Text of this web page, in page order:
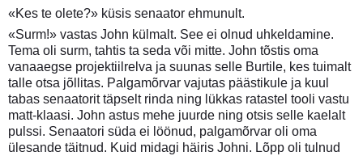
«Kes te olete?» küsis senaator ehmunult.
«Surm!» vastas John külmalt. See ei olnud uhkeldamine.
Tema oli surm, tahtis ta seda või mitte. John tõstis oma
vanaaegse projektiilrelva ja suunas selle Burtile, kes tuimalt
talle otsa jõllitas. Palgamõrvar vajutas päästikule ja kuul
tabas senaatorit täpselt rinda ning lükkas ratastel tooli vastu
matt-klaasi. John astus mehe juurde ning otsis selle kaelalt
pulssi. Senaatori süda ei löönud, palgamõrvar oli oma
ülesande täitnud. Kuid midagi häiris Johni. Lõpp oli tulnud